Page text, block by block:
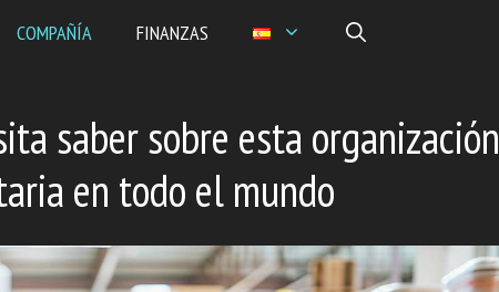
COMPAÑÍA FINANZAS
saber sobre esta organización
en todo el mundo